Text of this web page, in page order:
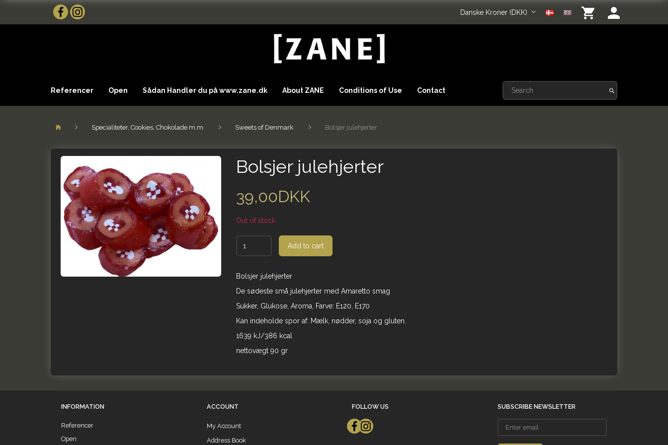
Danske Kroner (DKK)
Referencer Open Sådan Handler du på www.zane.dk About ZANE Conditions of Use Contact
Specialiteter, Cookies, Chokolade m.m Sweets of Denmark Bolsjer julehjerter
Bolsjer julehjerter
39,00DKK
Out of stock
Add to cart
Bolsjer julehjerter
De sødeste små julehjerter med Amaretto smag
Sukker, Glukose, Aroma, Farve: E120, E170
Kan indeholde spor af: Mælk, nødder, soja og gluten.
1639 kJ/386 kcal
nettovægt 90 gr
INFORMATION
Referencer
Open
ACCOUNT
My Account
Address Book
FOLLOW US SUBSCRIBE NEWSLETTER
email